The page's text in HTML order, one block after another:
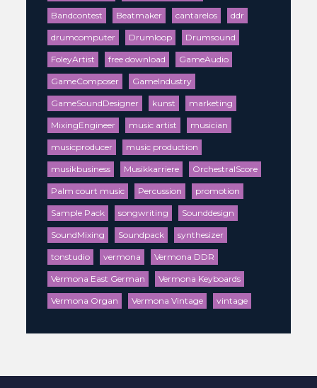
Bandcontest Beatmaker cantarelos ddr
drumcomputer Drumloop Drumsound
FoleyArtist free download GameAudio
GameComposer GameIndustry
GameSoundDesigner kunst marketing
MixingEngineer music artist musician
musicproducer music production
musikbusiness Musikkarriere OrchestralScore
Palm court music Percussion promotion
Sample Pack songwriting Sounddesign
SoundMixing Soundpack synthesizer
tonstudio vermona Vermona DDR
Vermona East German Vermona Keyboards
Vermona Organ Vermona Vintage vintage